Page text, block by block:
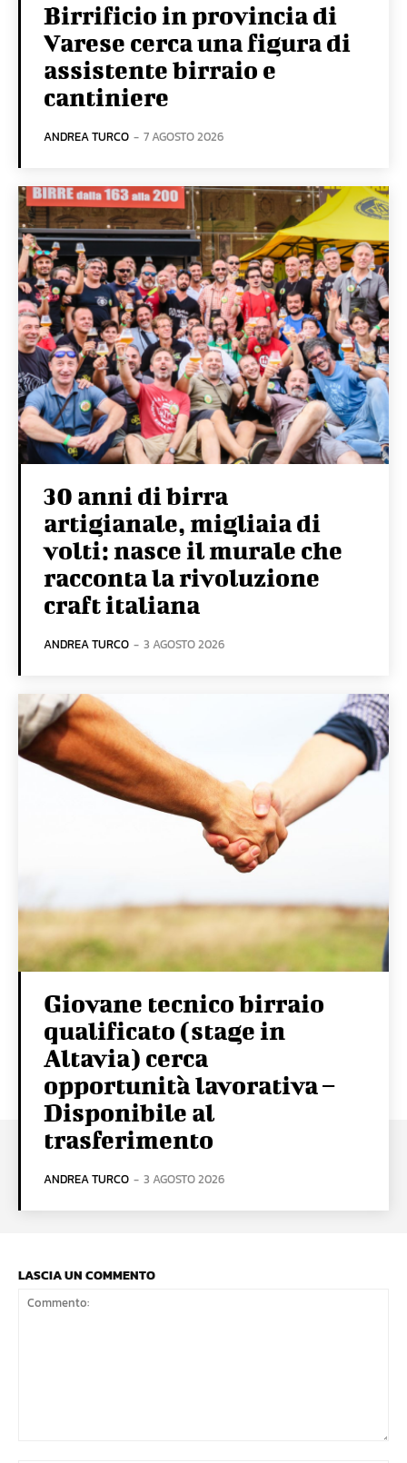
Birrificio in provincia di
Varese cerca una figura di
assistente birraio e
cantiniere
ANDREA TURCO - 7 AGOSTO 2026
30 anni di birra
artigianale, migliaia di
volti: nasce il murale che
racconta la rivoluzione
craft italiana
ANDREA TURCO - 3 AGOSTO 2026
Giovane tecnico birraio
qualificato (stage in
Altavia) cerca
opportunità lavorativa –
Disponibile al
trasferimento
ANDREA TURCO - 3 AGOSTO 2026
LASCIA UN COMMENTO